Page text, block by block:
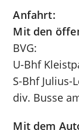
Anfahrt:
Mit den
BVG:
U-Bhf
S-Bhf Julius-
div. Busse
Mit dem